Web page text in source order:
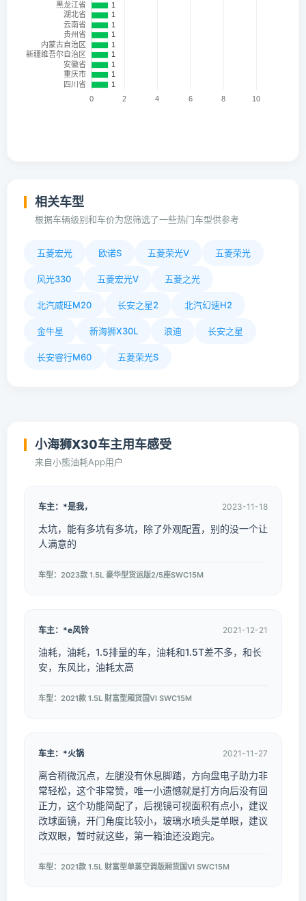
相关车型
根据车辆级别和车价为您筛选了一些热门车型供参考
五菱宏光 欧诺S 五菱荣光V 五菱荣光
风光330 五菱宏光V 五菱之光
北汽威旺M20 长安之星2 北汽幻速H2
金牛星 新海狮X30L 浪迪 长安之星
长安睿行M60 五菱荣光S
小海狮X30车主用车感受
来自小熊油耗App用户
车主：*是我， 2023-11-18
太坑，能有多坑有多坑，除了外观配置，别的没一个让
人满意的
车型：2023款 1.5L 豪华型货运版2/5座SWC15M
车主：*e风铃 2021-12-21
油耗，油耗，1.5排量的车，油耗和1.5T差不多，和长
安，东风比，油耗太高
车型：2021款 1.5L 财富型厢货国VI SWC15M
车主：*火锅 2021-11-27
离合稍微沉点，左腿没有休息脚踏，方向盘电子助力非
常轻松，这个非常赞，唯一小遗憾就是打方向后没有回
正力，这个功能简配了，后视镜可视面积有点小，建议
改球面镜，开门角度比较小，玻璃水喷头是单眼，建议
改双眼，暂时就这些，第一箱油还没跑完。
车型：2021款 1.5L 财富型单蒸空调版厢货国VI SWC15M